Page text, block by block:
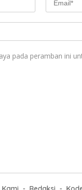
pada peramban ini